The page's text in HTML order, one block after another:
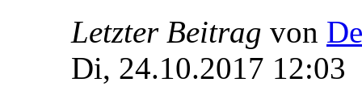
Letzter Beitrag von
Di, 24.10.2017 12:03